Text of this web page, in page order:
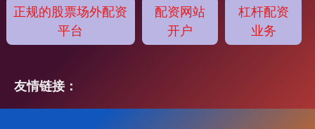
正规的股票场外配资
平台
配资网站
开户
杠杆配资
业务
友情链接：